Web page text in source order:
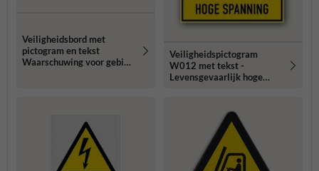
Veiligheidsbord met
pictogram en tekst
Waarschuwing voor gebied
Veiligheidspictogram
W012 met tekst -
Levensgevaarlijk hoge